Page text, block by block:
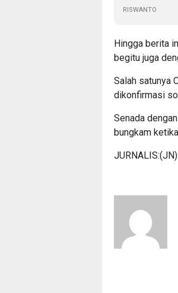
RISWANTO
Hingga berita
begitu juga
Salah satunya
dikonfirmasi
Senada
bungkam
JURNALIS:(JN)